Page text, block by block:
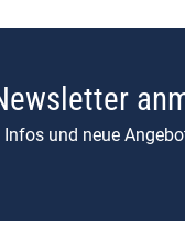
Infos und neue